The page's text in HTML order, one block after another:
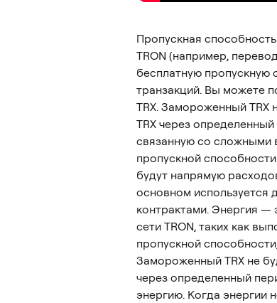
Пропускная
TRON (например,
бесплатную пропускную
транзакций. Вы можете
TRX. Замороженный TRX
TRX через
связанную со сложными
пропускной
будут напрямую
основном используется
контрактами. Энергия —
сети TRON, таких как
пропускной
Замороженный TRX не
через определенный
энергию. Когда энергии